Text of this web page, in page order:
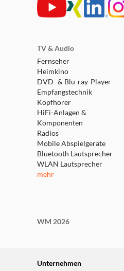
TV & Audio
Fernseher
Heimkino
DVD- & Blu-ray-Player
Empfangstechnik
Kopfhörer
HiFi-Anlagen &
Komponenten
Radios
Mobile Abspielgeräte
Bluetooth Lautsprecher
WLAN Lautsprecher
mehr
WM 2026
Unternehmen